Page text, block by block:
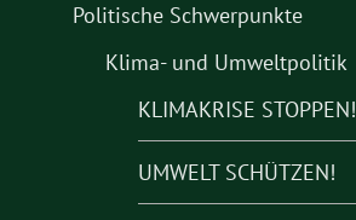
Politische Schwerpunkte
Klima- und Umweltpolitik
KLIMAKRISE STOPPEN!
UMWELT SCHÜTZEN!